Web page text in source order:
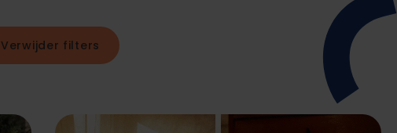
Verwijder filters